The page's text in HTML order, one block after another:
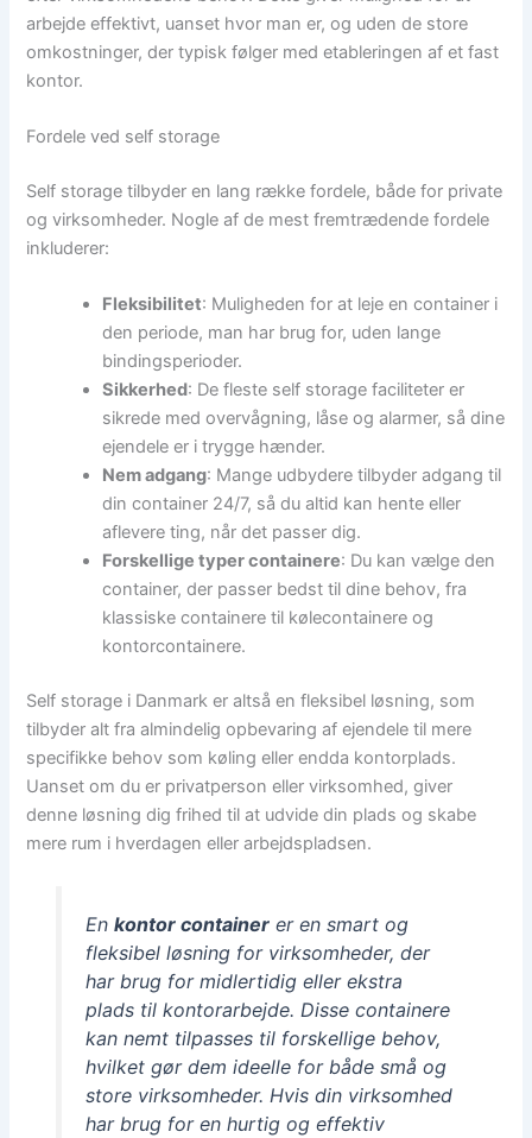
arbejde effektivt, uanset hvor man er, og uden de store
omkostninger, der typisk følger med etableringen af et fast
kontor.
Fordele ved self storage
Self storage tilbyder en lang række fordele, både for private
og virksomheder. Nogle af de mest fremtrædende fordele
inkluderer:
Fleksibilitet: Muligheden for at leje en container i
den periode, man har brug for, uden lange
bindingsperioder.
Sikkerhed: De fleste self storage faciliteter er
sikrede med overvågning, låse og alarmer, så dine
ejendele er i trygge hænder.
Nem adgang: Mange udbydere tilbyder adgang til
din container 24/7, så du altid kan hente eller
aflevere ting, når det passer dig.
Forskellige typer containere: Du kan vælge den
container, der passer bedst til dine behov, fra
klassiske containere til kølecontainere og
kontorcontainere.
Self storage i Danmark er altså en fleksibel løsning, som
tilbyder alt fra almindelig opbevaring af ejendele til mere
specifikke behov som køling eller endda kontorplads.
Uanset om du er privatperson eller virksomhed, giver
denne løsning dig frihed til at udvide din plads og skabe
mere rum i hverdagen eller arbejdspladsen.
En kontor containerer en smart og
fleksibel løsning for virksomheder, der
har brug for midlertidig eller ekstra
plads til kontorarbejde. Disse containere
kan nemt tilpasses til forskellige behov,
hvilket gør dem ideelle for både små og
store virksomheder. Hvis din virksomhed
har brug for en hurtig og effektiv